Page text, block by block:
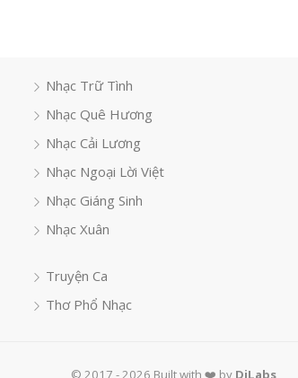
Nhạc Trữ Tình
Nhạc Quê Hương
Nhạc Cải Lương
Nhạc Ngoại Lời Việt
Nhạc Giáng Sinh
Nhạc Xuân
Truyện Ca
Thơ Phổ Nhạc
© 2017 - 2026 Built with ❤️ by DiLabs